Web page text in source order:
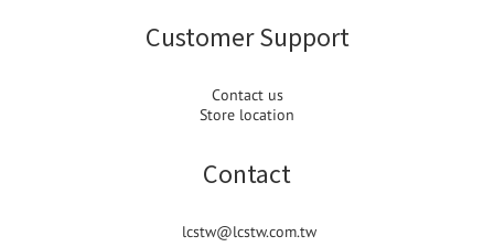
Customer Support
Contact us
Store location
Contact
lcstw@lcstw.com.tw